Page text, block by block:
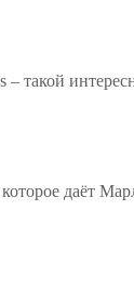
такой
даёт